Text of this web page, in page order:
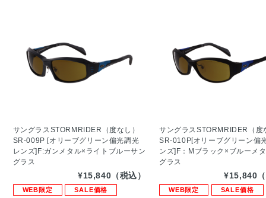
サングラスSTORMRIDER（度なし）
SR-009P [オリーブグリーン偏光調光
レンズ]F:ガンメタル×ライトブルーサン
グラス
¥15,840（税込）
WEB限定 SALE価格
サングラスSTORMRIDER（度
SR-010P[オリーブグリーン偏
ンズ]F：Mブラック×ブルーメ
グラス
¥15,840
WEB限定 SALE価格